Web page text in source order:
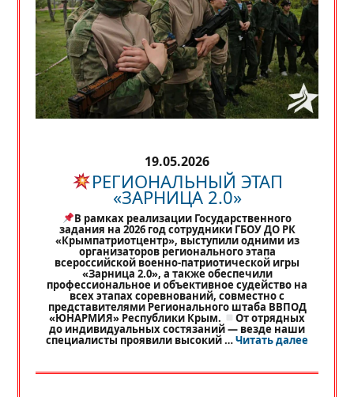
19.05.2026
РЕГИОНАЛЬНЫЙ ЭТАП
«ЗАРНИЦА 2.0»
В рамках реализации Государственного
задания на 2026 год сотрудники ГБОУ ДО РК
«Крымпатриотцентр», выступили одними из
организаторов регионального этапа
всероссийской военно-патриотической игры
«Зарница 2.0», а также обеспечили
профессиональное и объективное судейство на
всех этапах соревнований, совместно с
представителями Регионального штаба ВВПОД
«ЮНАРМИЯ» Республики Крым. От отрядных
до индивидуальных состязаний — везде наши
специалисты проявили высокий …Читать далее«